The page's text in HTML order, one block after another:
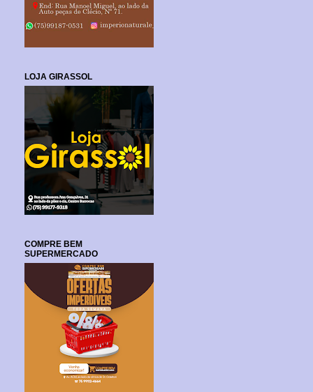
LOJA GIRASSOL
COMPRE BEM
SUPERMERCADO